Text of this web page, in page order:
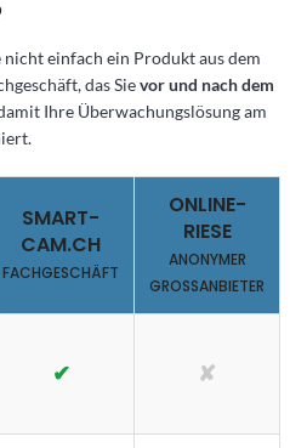
nicht einfach ein Produkt aus dem
das Sievor und nach dem
Ihre Überwachungslösung am
SMART-
CAM.CH
FACHGESCHÄFT
ONLINE-
RIESE
ANONYMER
GROSSANBIETER
✔ ✘